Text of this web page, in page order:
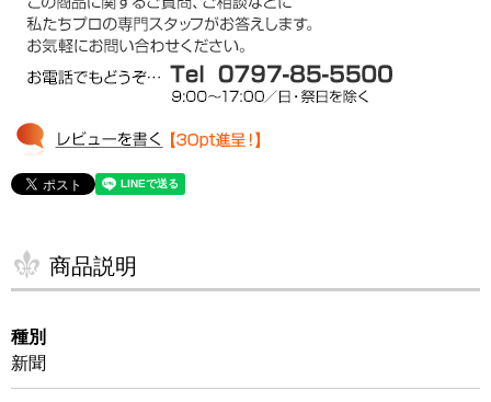
商品説明
種別
新聞